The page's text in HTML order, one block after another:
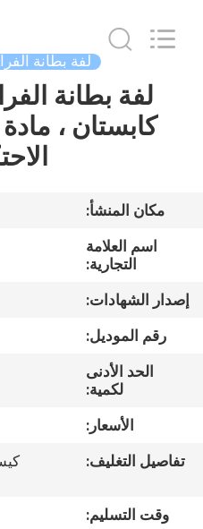
مسكن
معلومات
جولة
المعمل
مراقبة
الجودة
اتصل
لفة بطانة
لفة بطانة
كابستان ،
مكان المنشأ:
اسم العلامة
التجارية:
إصدار الشهادات:
رقم الموديل:
الحد الأدنى
لكمية:
الأسعار:
تفاصيل التغليف:
وقت التسليم: